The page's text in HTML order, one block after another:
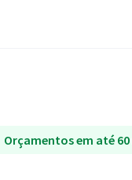
Orçamentos em até